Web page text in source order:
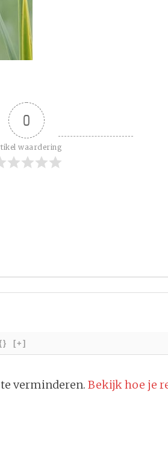
0
waardering
[+]
verminderen. Bekijk hoe je